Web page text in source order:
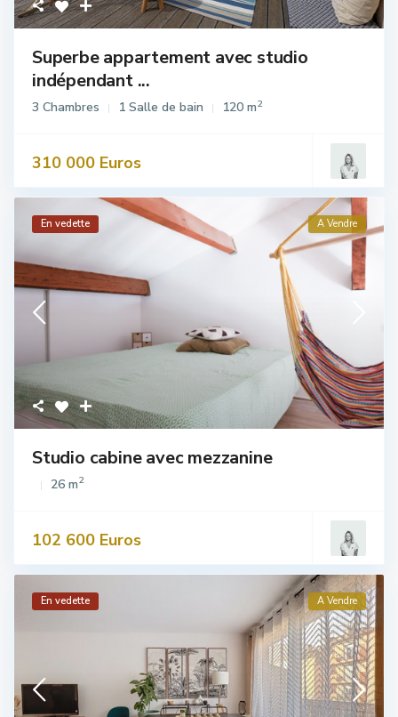
Superbe appartement avec studio
indépendant ...
3 Chambres 1 Salle de bain 120 m2
310 000 Euros
En vedette A Vendre
Studio cabine avec mezzanine
26 m2
102 600 Euros
En vedette A Vendre